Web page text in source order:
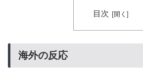
な…」
目次
海外の反応